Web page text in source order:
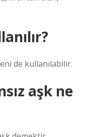
de kullanılabilir.
aşk ne